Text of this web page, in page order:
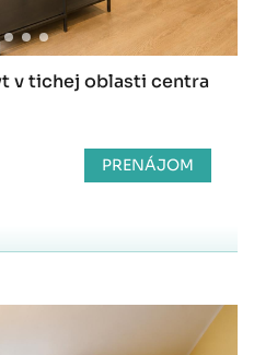
v tichej oblasti centra
PRENÁJOM